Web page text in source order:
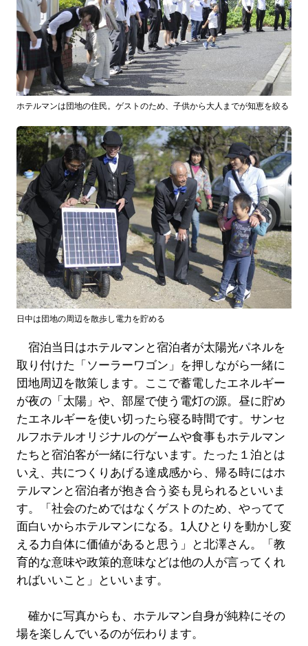
ホテルマンは団地の住民。ゲストのため、子供から大人までが知恵を絞る
日中は団地の周辺を散歩し電力を貯める
宿泊当日はホテルマンと宿泊者が太陽光パネルを
取り付けた「ソーラーワゴン」を押しながら一緒に
団地周辺を散策します。ここで蓄電したエネルギー
が夜の「太陽」や、部屋で使う電灯の源。昼に貯め
たエネルギーを使い切ったら寝る時間です。サンセ
ルフホテルオリジナルのゲームや食事もホテルマン
たちと宿泊客が一緒に行ないます。たった１泊とは
いえ、共につくりあげる達成感から、帰る時にはホ
テルマンと宿泊者が抱き合う姿も見られるといいま
す。「社会のためではなくゲストのため、やってて
面白いからホテルマンになる。1人ひとりを動かし変
える力自体に価値があると思う」と北澤さん。「教
育的な意味や政策的意味などは他の人が言ってくれ
ればいいこと」といいます。
確かに写真からも、ホテルマン自身が純粋にその
場を楽しんでいるのが伝わります。